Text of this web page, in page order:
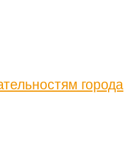
города